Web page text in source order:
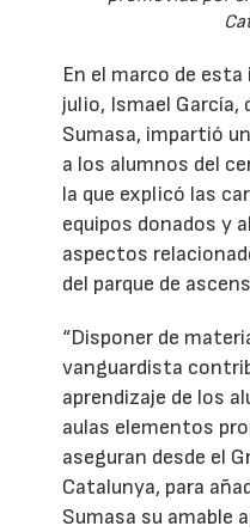
En el marco de
julio, Ismael
Sumasa, impartió
a los alumnos del
la que explicó las
equipos donados y
aspectos
del parque de
“Disponer de
vanguardista
aprendizaje de los
aulas elementos
aseguran desde el
Catalunya, para
Sumasa su amable